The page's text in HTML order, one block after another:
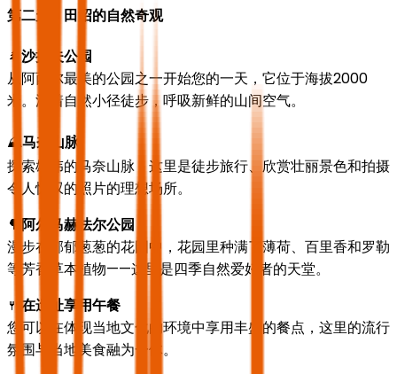
第二天：田沼的自然奇观
🌲 沙拉夫公园
从阿西尔最美的公园之一开始您的一天，它位于海拔2000
米。沿着自然小径徒步，呼吸新鲜的山间空气。
⛰️马奈山脉
探索雄伟的马奈山脉，这里是徒步旅行、欣赏壮丽景色和拍摄
令人惊叹的照片的理想场所。
🌳 阿尔马赫法尔公园
漫步在郁郁葱葱的花园中，花园里种满了薄荷、百里香和罗勒
等芳香草本植物——这里是四季自然爱好者的天堂。
🍴 在遗址享用午餐
您可以在体现当地文化的环境中享用丰盛的餐点，这里的流行
氛围与当地美食融为一体。